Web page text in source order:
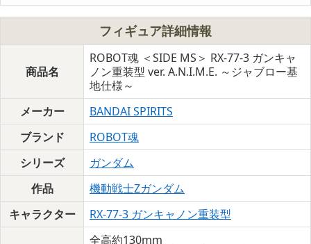
フィギュア詳細情報
商品名
ROBOT魂 ＜SIDE MS＞ RX-77-3 ガンキャ
ノン重装型 ver. A.N.I.M.E. ～ジャブロー基
地仕様～
メーカー
BANDAI SPIRITS
ブランド
ROBOT魂
シリーズ
ガンダム
作品
機動戦士Zガンダム
キャラクター
RX-77-3 ガンキャノン重装型
全高約130mm